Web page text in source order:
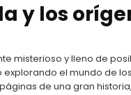
y los
misterioso y lleno de
el mundo de
de una gran